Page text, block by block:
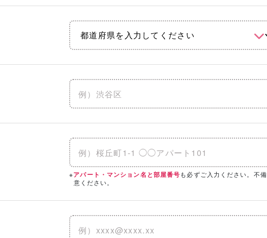
※アパート・マンション名と部屋番号も必ずご入力ください。不
意ください。